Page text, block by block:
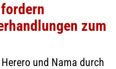
zum
und Nama durch